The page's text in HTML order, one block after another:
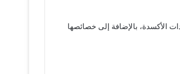
الأكسدة، بالإضافة إلى خصائصها